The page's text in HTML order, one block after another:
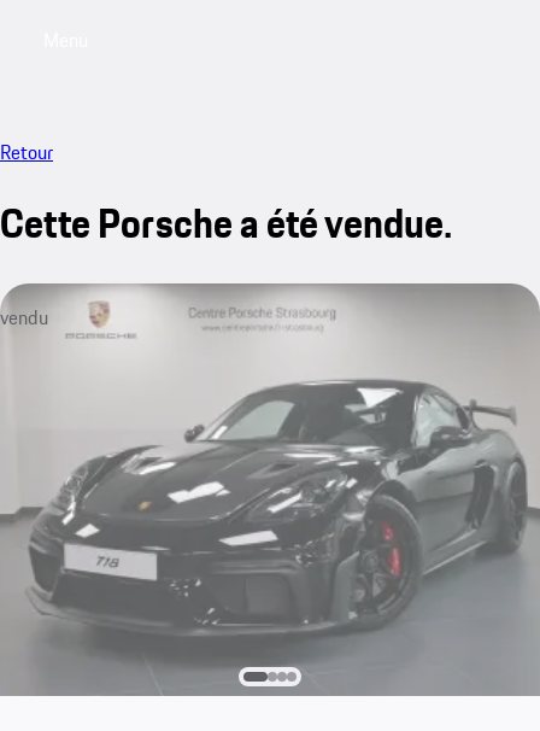
Retour
Cette Porsche a été vendue.
vendu